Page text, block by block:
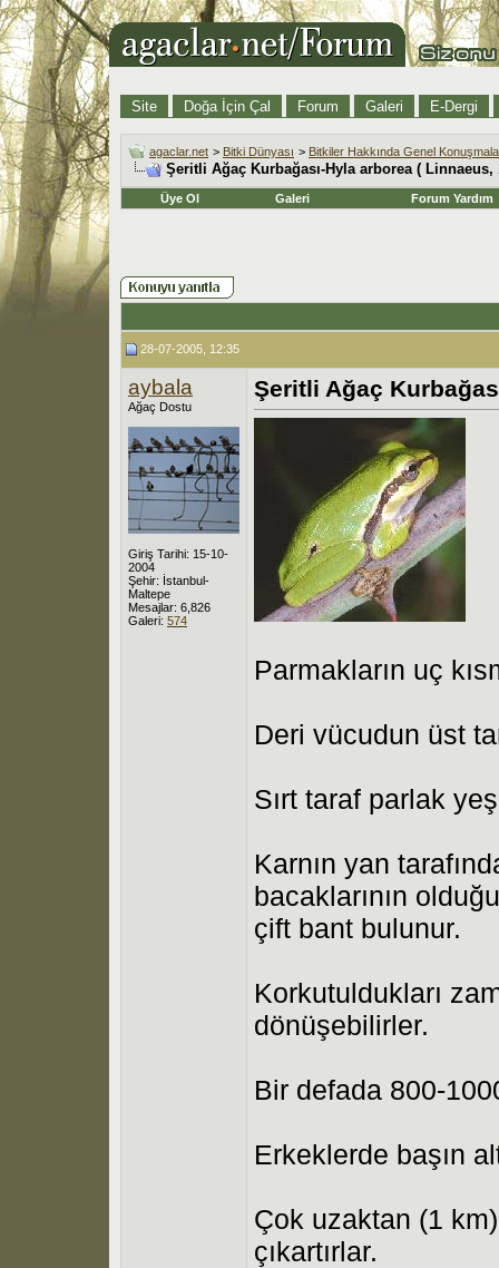
Site Doğa İçin Çal Forum Galeri E-Dergi
agaclar.net > Bitki Dünyası > Bitkiler Hakkında Genel
Şeritli Ağaç Kurbağası-Hyla arborea ( Linnaeus,
Üye Ol Galeri Forum Yardım
28-07-2005, 12:35
aybala
Ağaç Dostu
Giriş Tarihi: 15-10-
2004
Şehir: İstanbul-
Maltepe
Mesajlar: 6,826
Galeri: 574
Şeritli Ağaç
Parmakların uç
Deri vücudun üst
Sırt taraf parlak
Karnın yan
bacaklarının
çift bant bulunur.
Korkutuldukları
dönüşebilirler.
Bir defada 800-
Erkeklerde başın
Çok uzaktan (1
çıkartırlar.